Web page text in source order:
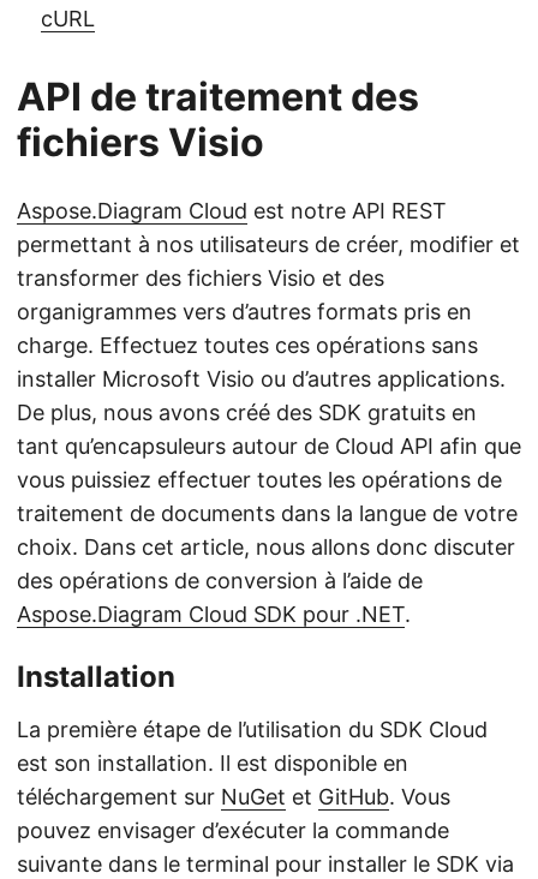
cURL
API de traitement des
fichiers Visio
Aspose.Diagram Cloud est notre API REST
permettant à nos utilisateurs de créer, modifier et
transformer des fichiers Visio et des
organigrammes vers d’autres formats pris en
charge. Effectuez toutes ces opérations sans
installer Microsoft Visio ou d’autres applications.
De plus, nous avons créé des SDK gratuits en
tant qu’encapsuleurs autour de Cloud API afin que
vous puissiez effectuer toutes les opérations de
traitement de documents dans la langue de votre
choix. Dans cet article, nous allons donc discuter
des opérations de conversion à l’aide de
Aspose.Diagram Cloud SDK pour .NET.
Installation
La première étape de l’utilisation du SDK Cloud
est son installation. Il est disponible en
téléchargement sur NuGet et GitHub. Vous
pouvez envisager d’exécuter la commande
suivante dans le terminal pour installer le SDK via